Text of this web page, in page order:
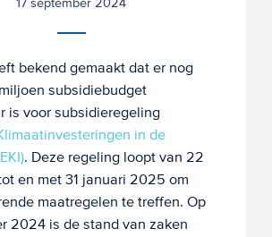
17 september 2024
bekend gemaakt dat er nog
subsidiebudget
is voor subsidieregeling
in de
. Deze regeling loopt van 22
en met 31 januari 2025 om
maatregelen te treffen. Op
2024 is de stand van zaken